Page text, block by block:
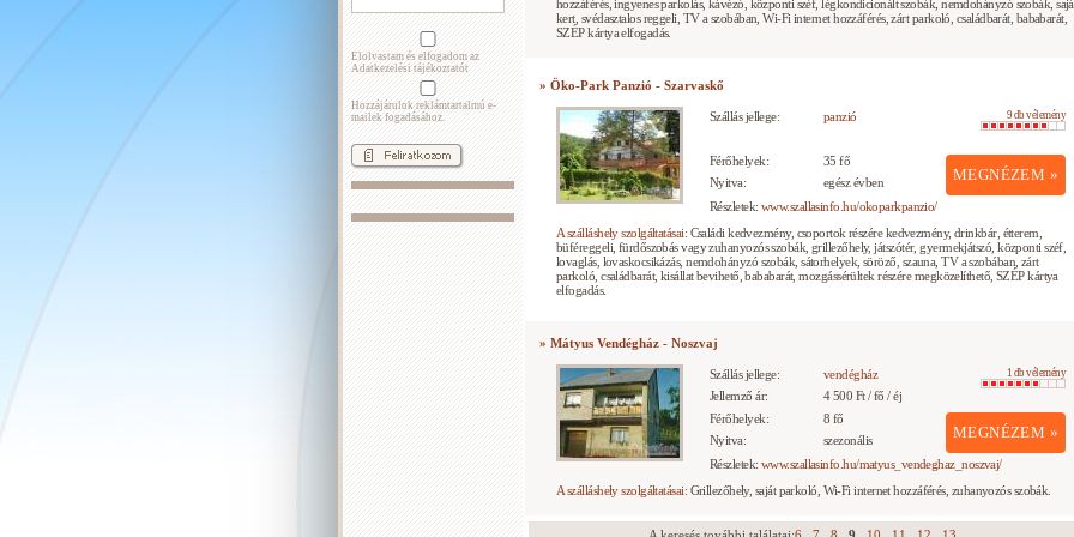
Elolvastam és elfogadom az
Adatkezelési tájékoztatót
Hozzájárulok reklámtartalmú e-
mailek fogadásához.
hozzáférés, ingyenes parkolás, kávézó, központi széf, légkondicionált szobák, nemdohányzó szobák,
kert, svédasztalos reggeli, TV a szobában, Wi-Fi internet hozzáférés, zárt parkoló, családbarát, bababarát,
SZÉP kártya elfogadás.
» Öko-Park Panzió - Szarvaskő
Szállás jellege: panzió 9 db vélemény
MEGNÉZEM »
Férőhelyek:
35 fő
Nyitva:
egész évben
Részletek: www.szallasinfo.hu/okoparkpanzio/
A szálláshely szolgáltatásai: Családi kedvezmény, csoportok részére kedvezmény, drinkbár, étterem,
büféreggeli, fürdőszobás vagy zuhanyozós szobák, grillezőhely, játszótér, gyermekjátszó, központi széf,
lovaglás, lovaskocsikázás, nemdohányzó szobák, sátorhelyek, söröző, szauna, TV a szobában, zárt
parkoló, családbarát, kisállat bevihető, bababarát, mozgássérültek részére megközelíthető, SZÉP kártya
elfogadás.
» Mátyus Vendégház - Noszvaj
Szállás jellege: vendégház 1 db vélemény
MEGNÉZEM »
Jellemző ár:
4 500 Ft / fő / éj
Férőhelyek:
8 fő
Nyitva:
szezonális
Részletek: www.szallasinfo.hu/matyus_vendeghaz_noszvaj/
A szálláshely szolgáltatásai: Grillezőhely, saját parkoló, Wi-Fi internet hozzáférés, zuhanyozós szobák.